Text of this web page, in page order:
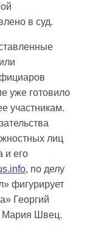
в суд.
уже готовило
участникам.
лиц
и его
, по делу
фигурирует
Георгий
Мария Швец.